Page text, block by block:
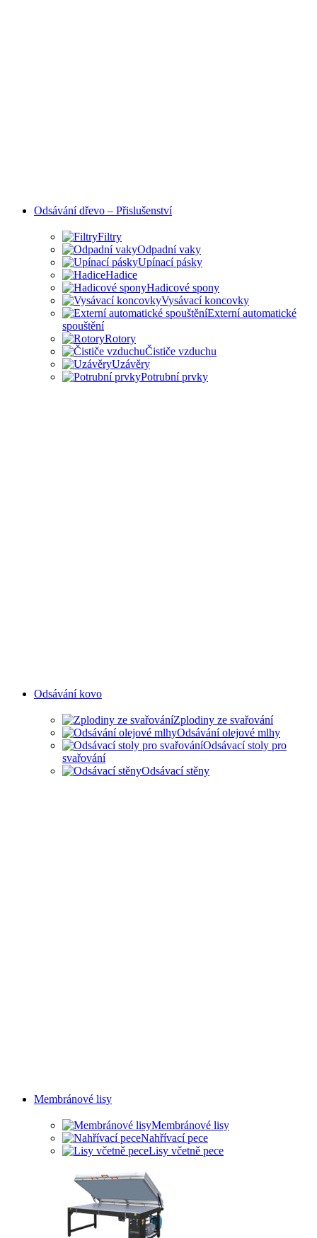
Odsávání dřevo – Přislušenství
Filtry
Odpadní vaky
Upínací pásky
Hadice
Hadicové spony
Vysávací koncovky
Externí automatické
spouštění
Rotory
Čističe vzduchu
Uzávěry
Potrubní prvky
Odsávání kovo
Zplodiny ze svařování
Odsávání olejové mlhy
Odsávací stoly pro
svařování
Odsávací stěny
Membránové lisy
Membránové lisy
Nahřívací pece
Lisy včetně pece